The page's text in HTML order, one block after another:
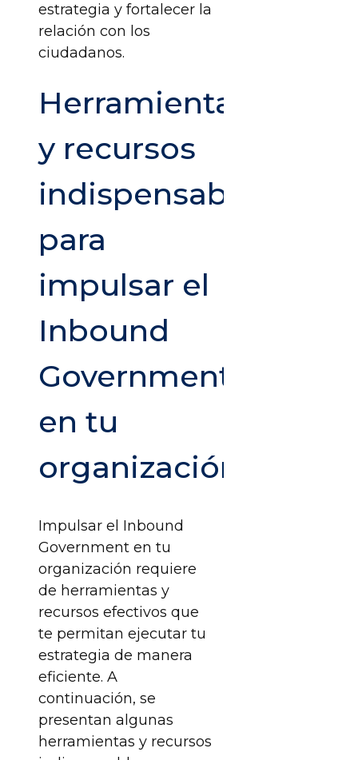
estrategia y fortalecer la
relación con los
ciudadanos.
Herramientas
y recursos
indispensables
para
impulsar el
Inbound
Government
en tu
organización
Impulsar el Inbound
Government en tu
organización requiere
de herramientas y
recursos efectivos que
te permitan ejecutar tu
estrategia de manera
eficiente. A
continuación, se
presentan algunas
herramientas y recursos